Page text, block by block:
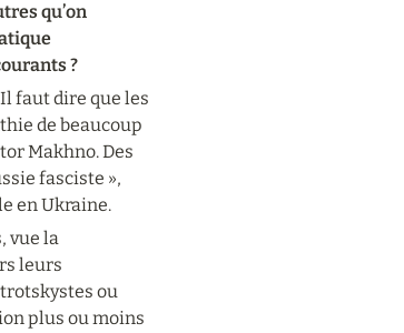
qu’on
?
faut dire que les
de beaucoup
Makhno. Des
fasciste »,
en Ukraine.
vue la
leurs
ou
plus ou moins